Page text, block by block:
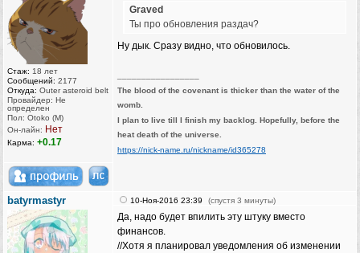
Стаж: 18 лет
Сообщений: 2177
Откуда: Outer asteroid belt
Провайдер: Не
определен
Пол: Otoko (M)
Он-лайн: Нет
Карма: +0.17
Graved
Ты про обновления раздач?
Ну дык. Сразу видно, что обновилось.
The blood of the covenant is thicker than the water of the
womb.
I plan to live till I finish my backlog. Hopefully, before the
heat death of the universe.
https://nick-name.ru/nickname/id365278
batyrmastyr 10-Ноя-2016 23:39 (спустя 3 минуты)
Да, надо будет впилить эту штуку вместо
финансов.
//Хотя я планировал уведомления об изменении